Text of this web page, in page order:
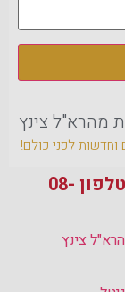
מהרא"ל צינץ
וחדשות לפני כולם!
משרדי המכון ת.ד. 3498 אשדוד | טלפון 08-
צינץ